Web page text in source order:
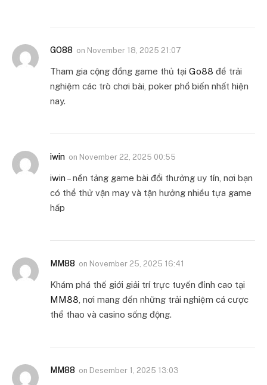
GO88 on November 18, 2025 21:07
Tham gia cộng đồng game thủ tại Go88 để trải
nghiệm các trò chơi bài, poker phổ biến nhất hiện
nay.
iwin on November 22, 2025 00:55
iwin – nền tảng game bài đổi thưởng uy tín, nơi bạn
có thể thử vận may và tận hưởng nhiều tựa game
hấp
MM88 on November 25, 2025 16:41
Khám phá thế giới giải trí trực tuyến đỉnh cao tại
MM88 , nơi mang đến những trải nghiệm cá cược
thể thao và casino sống động.
MM88 on Desember 1, 2025 13:03